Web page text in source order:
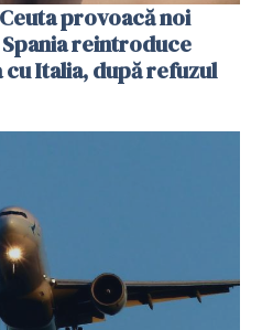
provoacă noi
reintroduce
Italia, după refuzul